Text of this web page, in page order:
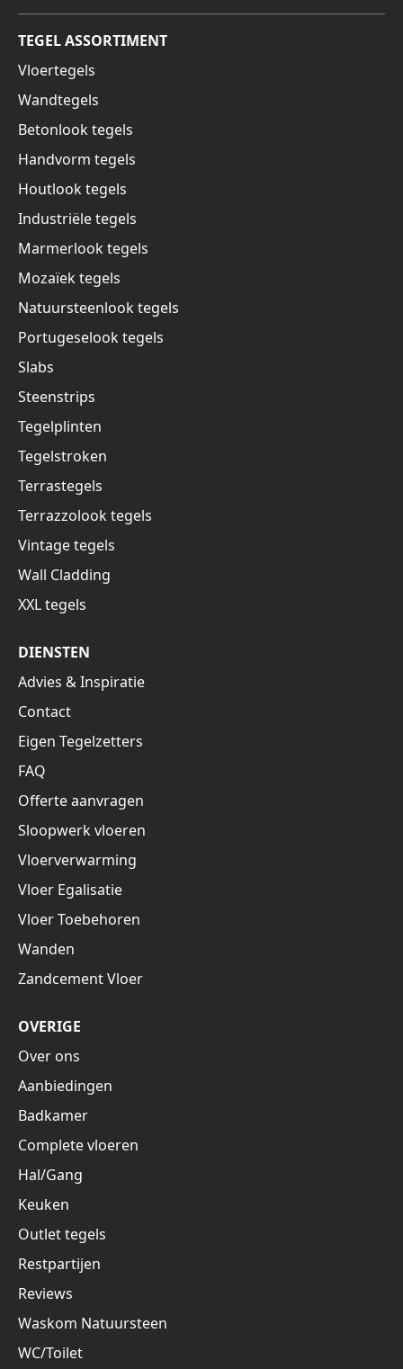
TEGEL ASSORTIMENT
Vloertegels
Wandtegels
Betonlook tegels
Handvorm tegels
Houtlook tegels
Industriële tegels
Marmerlook tegels
Mozaïek tegels
Natuursteenlook tegels
Portugeselook tegels
Slabs
Steenstrips
Tegelplinten
Tegelstroken
Terrastegels
Terrazzolook tegels
Vintage tegels
Wall Cladding
XXL tegels
DIENSTEN
Advies & Inspiratie
Contact
Eigen Tegelzetters
FAQ
Offerte aanvragen
Sloopwerk vloeren
Vloerverwarming
Vloer Egalisatie
Vloer Toebehoren
Wanden
Zandcement Vloer
OVERIGE
Over ons
Aanbiedingen
Badkamer
Complete vloeren
Hal/Gang
Keuken
Outlet tegels
Restpartijen
Reviews
Waskom Natuursteen
WC/Toilet